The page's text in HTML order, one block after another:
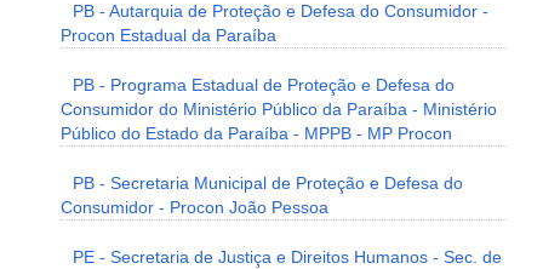
PB - Autarquia de Proteção e Defesa do Consumidor -
Procon Estadual da Paraíba
PB - Programa Estadual de Proteção e Defesa do
Consumidor do Ministério Público da Paraíba - Ministério
Público do Estado da Paraíba - MPPB - MP Procon
PB - Secretaria Municipal de Proteção e Defesa do
Consumidor - Procon João Pessoa
PE - Secretaria de Justiça e Direitos Humanos - Sec. de